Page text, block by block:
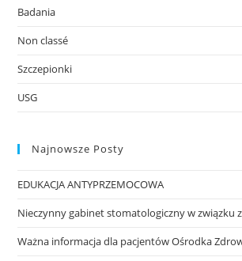
Badania
Non classé
Szczepionki
USG
Najnowsze Posty
EDUKACJA ANTYPRZEMOCOWA
Nieczynny gabinet stomatologiczny w związku
Ważna informacja dla pacjentów Ośrodka